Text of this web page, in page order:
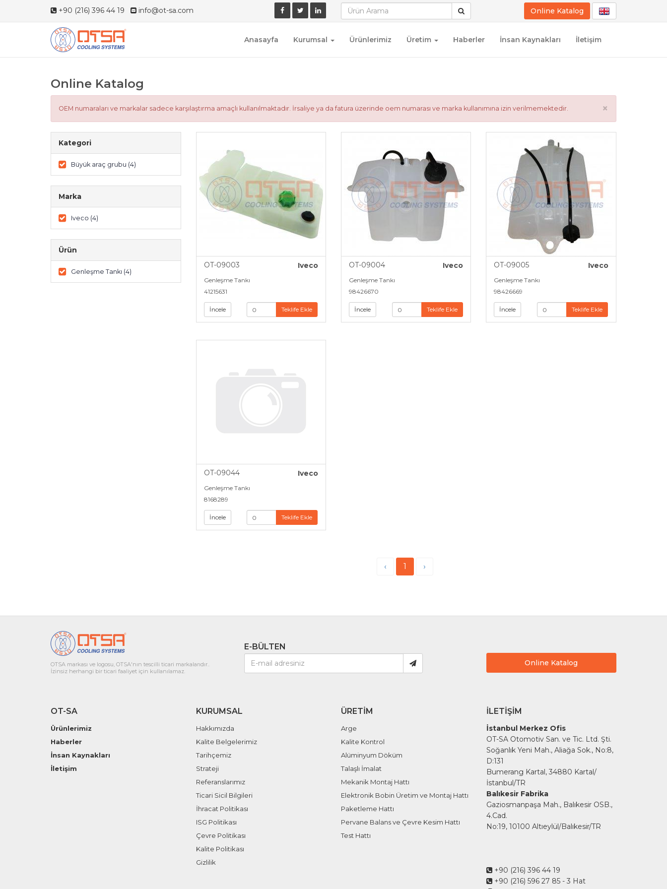
+90 (216) 396 44 19 info@ot-sa.com Online Katalog
Anasayfa Kurumsal Ürünlerimiz Üretim Haberler İnsan Kaynakları İletişim
Online Katalog
×
OEM numaraları ve markalar sadece karşılaştırma amaçlı kullanılmaktadır. İrsaliye ya da fatura üzerinde oem numarası ve marka kullanımına izin verilmemektedir.
Kategori
Büyük araç grubu (4)
Marka
Iveco (4)
Ürün
Genleşme Tankı (4)
OT-09003 Iveco
Genleşme Tankı
41215631
İncele Teklife Ekle
OT-09004 Iveco
Genleşme Tankı
98426670
İncele Teklife Ekle
OT-09005 Iveco
Genleşme Tankı
98426669
İncele Teklife Ekle
OT-09044 Iveco
Genleşme Tankı
8168289
İncele Teklife Ekle
‹ 1 ›
OTSA markası ve logosu, OTSA'nın tescilli ticari markalarıdır..
İzinsiz herhangi bir ticari faaliyet için kullanılamaz.
E-BÜLTEN
Online Katalog
OT-SA
Ürünlerimiz
Haberler
İnsan Kaynakları
İletişim
KURUMSAL
Hakkımızda
Kalite Belgelerimiz
Tarihçemiz
Strateji
Referanslarımız
Ticari Sicil Bilgileri
İhracat Politikası
ISG Politikası
Çevre Politikası
Kalite Politikası
Gizlilik
ÜRETIM
Arge
Kalite Kontrol
Alüminyum Döküm
Talaşlı İmalat
Mekanik Montaj Hattı
Elektronik Bobin Üretim ve Montaj Hattı
Paketleme Hattı
Pervane Balans ve Çevre Kesim Hattı
Test Hattı
İLETIŞIM
İstanbul Merkez Ofis
OT-SA Otomotiv San. ve Tic. Ltd. Şti.
Soğanlık Yeni Mah., Aliağa Sok., No:8,
D:131
Bumerang Kartal, 34880 Kartal/
İstanbul/TR
Balıkesir Fabrika
Gaziosmanpaşa Mah., Balıkesir OSB.,
4.Cad.
No:19, 10100 Altıeylül/Balıkesir/TR
+90 (216) 396 44 19
+90 (216) 596 27 85- 3 Hat